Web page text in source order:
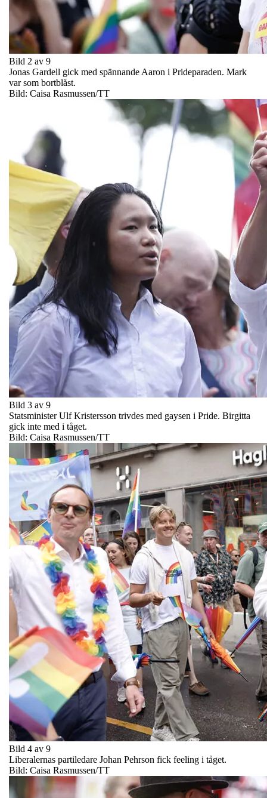
Bild 2 av 9
Jonas Gardell gick med spännande Aaron i Prideparaden. Mark
var som bortblåst.
Bild: Caisa Rasmussen/TT
Bild 3 av 9
Statsminister Ulf Kristersson trivdes med gaysen i Pride. Birgitta
gick inte med i tåget.
Bild: Caisa Rasmussen/TT
Bild 4 av 9
Liberalernas partiledare Johan Pehrson fick feeling i tåget.
Bild: Caisa Rasmussen/TT